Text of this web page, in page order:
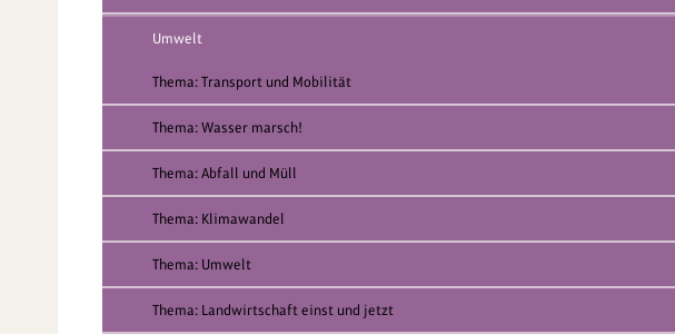
Umwelt
Thema: Transport und Mobilität
Thema: Wasser marsch!
Thema: Abfall und Müll
Thema: Klimawandel
Thema: Umwelt
Thema: Landwirtschaft einst und jetzt